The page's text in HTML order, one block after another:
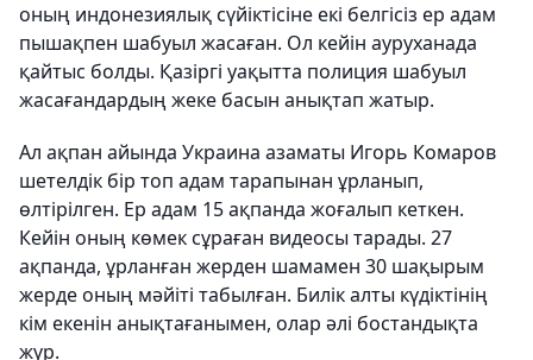
оның индонезиялық сүйіктісіне екі белгісіз ер адам
пышақпен шабуыл жасаған. Ол кейін ауруханада
қайтыс болды. Қазіргі уақытта полиция шабуыл
жасағандардың жеке басын анықтап жатыр.
Ал ақпан айында Украина азаматы Игорь Комаров
шетелдік бір топ адам тарапынан ұрланып,
өлтірілген. Ер адам 15 ақпанда жоғалып кеткен.
Кейін оның көмек сұраған видеосы тарады. 27
ақпанда, ұрланған жерден шамамен 30 шақырым
жерде оның мәйіті табылған. Билік алты күдіктінің
кім екенін анықтағанымен, олар әлі бостандықта
жүр.